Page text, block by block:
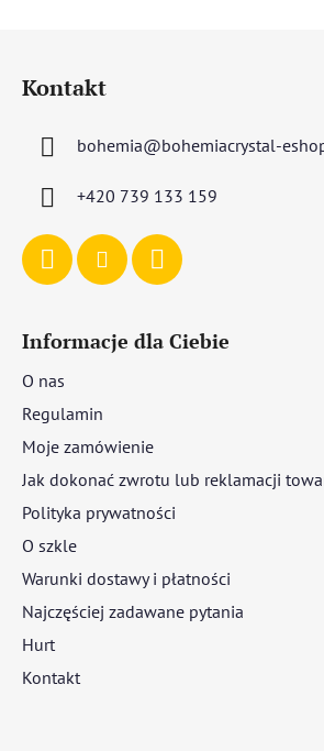
Kontakt
bohemia@bohemiacrystal-
+420 739 133 159
Informacje dla Ciebie
O nas
Regulamin
Moje zamówienie
Jak dokonać zwrotu lub reklamacji
Polityka prywatności
O szkle
Warunki dostawy i płatności
Najczęściej zadawane pytania
Hurt
Kontakt